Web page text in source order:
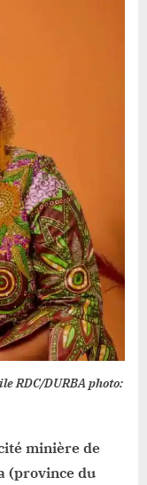
la
RDC
tire
la
sonnette
d’alarme
face
à
la
résurgence
de
l’insécurité
à
RDC/DURBA photo:
minière de
(province du